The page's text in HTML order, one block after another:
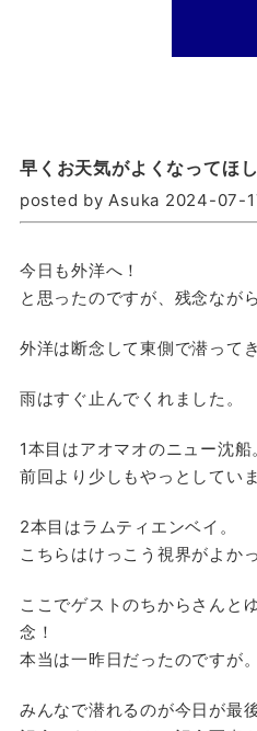
早くお天気がよくなってほ
posted by Asuka 2024-07-
今日も外洋へ！
と思ったのですが、残念なが
外洋は断念して東側で潜って
雨はすぐ止んでくれました。
1本目はアオマオのニュー沈船
前回より少しもやっとしていま
2本目はラムティエンベイ。
こちらはけっこう視界がよか
ここでゲストのちからさんと
念！
本当は一昨日だったのですが。
みんなで潜れるのが今日が最